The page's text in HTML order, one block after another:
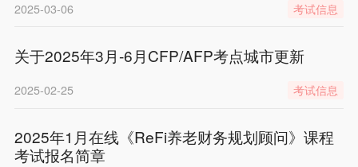
2025-03-06 考试信息
关于2025年3月-6月CFP/AFP考点城市更新
2025-02-25 考试信息
2025年1月在线《ReFi养老财务规划顾问》课程
考试报名简章